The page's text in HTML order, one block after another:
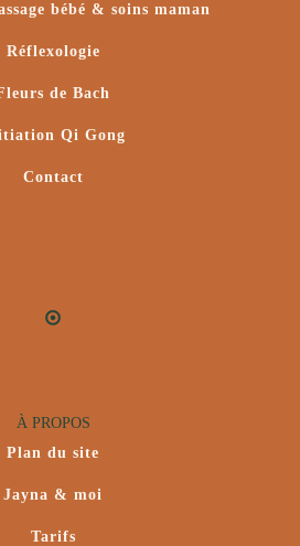
bébé & soins maman
Réflexologie
de Bach
Qi Gong
Contact
À PROPOS
Plan du site
Jayna & moi
Tarifs